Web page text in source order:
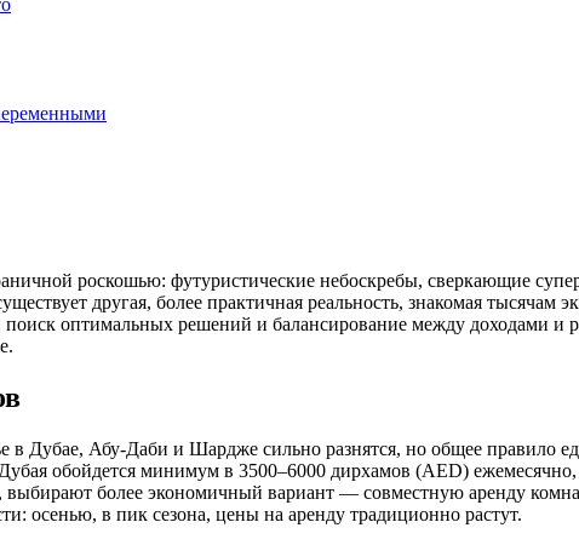
роскошью: футуристические небоскребы, сверкающие
другая, более практичная реальность, знакомая тысячам
оптимальных решений и балансирование между доходами и
Дубае, Абу-Даби и Шардже сильно разнятся, но общее правило
обойдется минимум в 3500–6000 дирхамов (AED) ежемесячно,
более экономичный вариант — совместную аренду
осенью, в пик сезона, цены на аренду традиционно растут.